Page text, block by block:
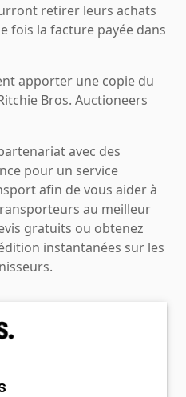
retirer leurs achats
fois la facture payée dans
apporter une copie du
Bros. Auctioneers
avec des
pour un service
afin de vous aider à
au meilleur
gratuits ou obtenez
instantanées sur les